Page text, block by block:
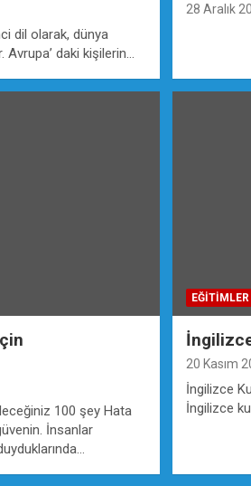
dil olarak, dünya
daki kişilerin…
28 Aralık
100 şey Hata
İnsanlar
EĞİTİMLER
20 Kasım
İngilizce
İngilizce